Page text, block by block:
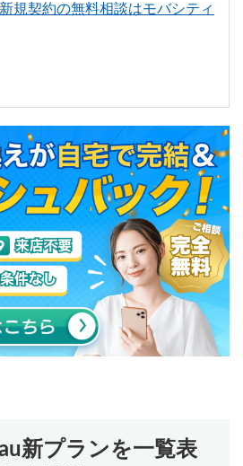
規契約の無料相談はモバシティ
新プランを一覧表